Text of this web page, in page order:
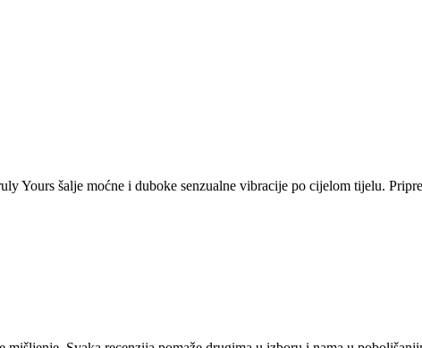
Yours šalje moćne i duboke senzualne vibracije po cijelom tijelu.